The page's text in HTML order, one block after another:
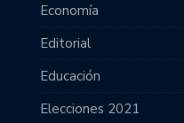
Economía
Editorial
Educación
Elecciones 2021